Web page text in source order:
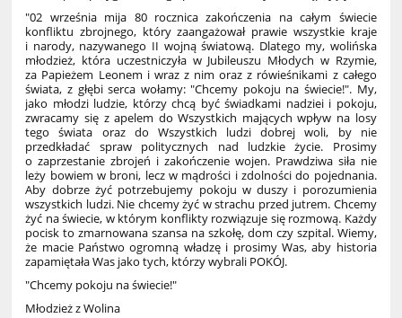
"02 września mija 80 rocznica zakończenia na całym świecie
konfliktu zbrojnego, który zaangażował prawie wszystkie kraje
i narody, nazywanego II wojną światową. Dlatego my, wolińska
młodzież, która uczestniczyła w Jubileuszu Młodych w Rzymie,
za Papieżem Leonem i wraz z nim oraz z rówieśnikami z całego
świata, z głębi serca wołamy: "Chcemy pokoju na świecie!". My,
jako młodzi ludzie, którzy chcą być świadkami nadziei i pokoju,
zwracamy się z apelem do Wszystkich mających wpływ na losy
tego świata oraz do Wszystkich ludzi dobrej woli, by nie
przedkładać spraw politycznych nad ludzkie życie. Prosimy
o zaprzestanie zbrojeń i zakończenie wojen. Prawdziwa siła nie
leży bowiem w broni, lecz w mądrości i zdolności do pojednania.
Aby dobrze żyć potrzebujemy pokoju w duszy i porozumienia
wszystkich ludzi. Nie chcemy żyć w strachu przed jutrem. Chcemy
żyć na świecie, w którym konflikty rozwiązuje się rozmową. Każdy
pocisk to zmarnowana szansa na szkołę, dom czy szpital. Wiemy,
że macie Państwo ogromną władzę i prosimy Was, aby historia
zapamiętała Was jako tych, którzy wybrali POKÓJ.
"Chcemy pokoju na świecie!"
Młodzież z Wolina